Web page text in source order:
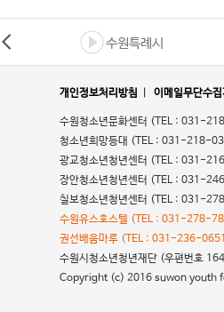
수원특례시
개인정보처리방침 이메일무단수
수원청소년문화센터 (TEL : 031-
청소년희망등대 (TEL : 031-218-
광교청소년청년센터 (TEL : 031-
장안청소년청년센터 (TEL : 031-
칠보청소년청년센터 (TEL : 031-
수원유스호스텔 (TEL : 031-278-
권선배움마루 (TEL : 031-236-
수원시청소년청년재단 (우편번호
Copyright (c) 2016 suwon youth